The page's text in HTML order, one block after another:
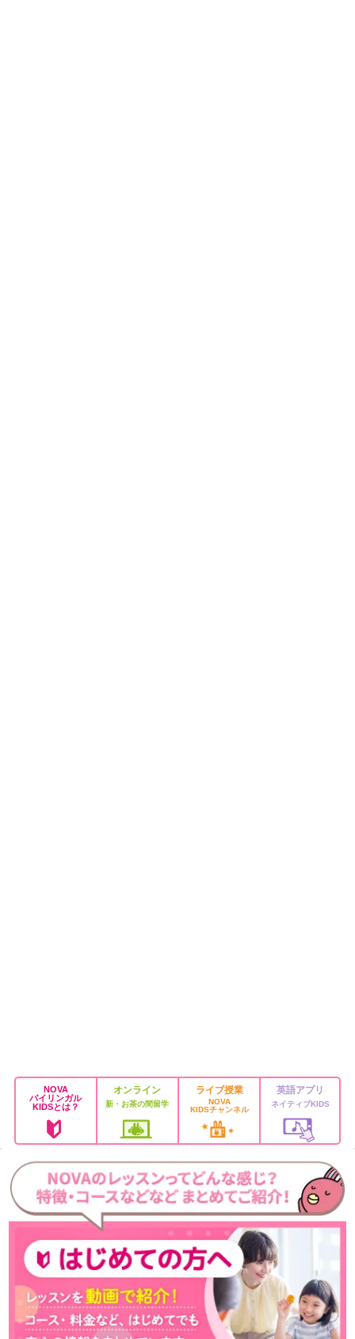
NOVA
バイリンガル
KIDSとは？
オンライン
新・お茶の間留学
ライブ授業
NOVA
KIDSチャンネル
英語アプリ
ネイティブKIDS